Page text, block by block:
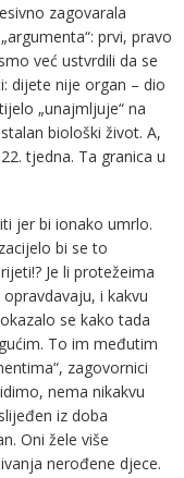
zagovarala
prvi, pravo
već ustvrdili da se
dijete nije organ – dio
„unajmljuje“ na
biološki život. A,
tjedna. Ta granica u
jer bi ionako umrlo.
bi se to
Je li protežeima
i kakvu
se kako tada
To im međutim
zagovornici
nema nikakvu
iz doba
Oni žele više
nerođene djece.